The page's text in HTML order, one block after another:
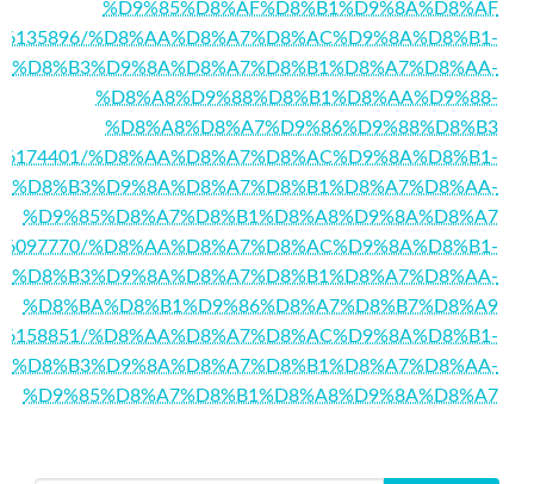
%D9%85%D8%AF%D8%B1%D9%8A%D8%AF
%D8%AA%D8%A7%D8%AC%D9%8A%D8%B1-
%D8%B3%D9%8A%D8%A7%D8%B1%D8%A7%D8%AA-
%D8%A8%D9%88%D8%B1%D8%AA%D9%88-
%D8%A8%D8%A7%D9%86%D9%88%D8%B3
%D8%AA%D8%A7%D8%AC%D9%8A%D8%B1-
%D8%B3%D9%8A%D8%A7%D8%B1%D8%A7%D8%AA-
%D9%85%D8%A7%D8%B1%D8%A8%D9%8A%D8%A7
%D8%AA%D8%A7%D8%AC%D9%8A%D8%B1-
%D8%B3%D9%8A%D8%A7%D8%B1%D8%A7%D8%AA-
%D8%BA%D8%B1%D9%86%D8%A7%D8%B7%D8%A9
%D8%AA%D8%A7%D8%AC%D9%8A%D8%B1-
%D8%B3%D9%8A%D8%A7%D8%B1%D8%A7%D8%AA-
%D9%85%D8%A7%D8%B1%D8%A8%D9%8A%D8%A7